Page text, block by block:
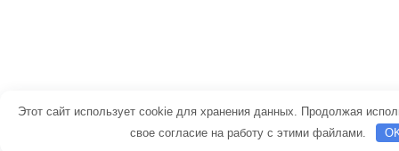
Этот сайт использует cookie для хранения данных. Продолжая
свое согласие на работу с этими файлами.